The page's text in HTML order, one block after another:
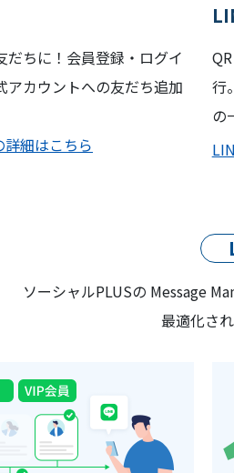
だちに！会員登録・ログイ
アカウントへの友だち追加
細はこちら
行
の
ソーシャルPLUSの Message
最適化さ